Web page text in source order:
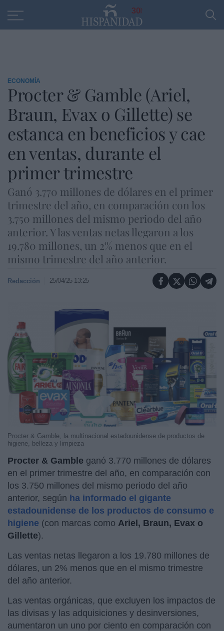
30
ECONOMÍA
Procter & Gamble (Ariel,
Braun, Evax o Gillette) se
estanca en beneficios y cae
en ventas, durante el
primer trimestre
Ganó 3.770 millones de dólares en el primer
trimestre del año, en comparación con los
3.750 millones del mismo periodo del año
anterior. Y las ventas netas llegaron a los
19.780 millones, un 2% menos que en el
mismo trimestre del año anterior.
Redacción 25/04/25 13:25
Procter & Gamble, la multinacional estadounidense de productos de
higiene, belleza y limpieza
Procter & Gamble ganó 3.770 millones de dólares
en el primer trimestre del año, en comparación con
los 3.750 millones del mismo periodo del año
anterior, según ha informado el gigante
estadounidense de los productos de consumo e
higiene (con marcas como Ariel, Braun, Evax o
Gillette).
Las ventas netas llegaron a los 19.780 millones de
dólares, un 2% menos que en el mismo trimestre
del año anterior.
Las ventas orgánicas, que excluyen los impactos de
las divisas y las adquisiciones y desinversiones,
aumentaron un uno por ciento en comparación con